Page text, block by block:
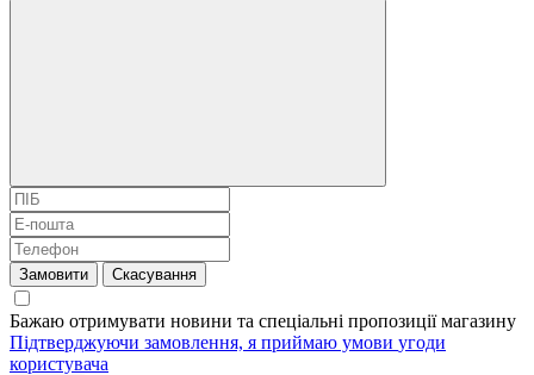
Замовити Скасування
Бажаю отримувати новини та спеціальні пропозиціїмагазину
Підтверджуючи замовлення, я приймаю умови угоди
користувача